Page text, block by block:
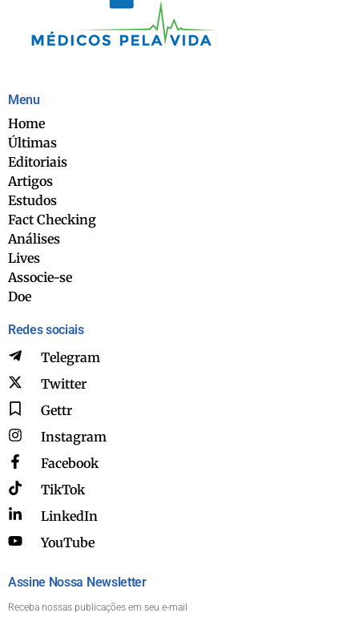
Menu
Home
Últimas
Editoriais
Artigos
Estudos
Fact Checking
Análises
Lives
Associe-se
Doe
Redes sociais
Telegram
Twitter
Gettr
Instagram
Facebook
TikTok
LinkedIn
YouTube
Assine Nossa Newsletter
Receba nossas publicações em seu e-mail